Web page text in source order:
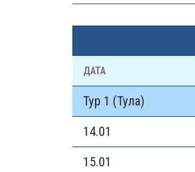
ДАТА
Тур 1 (Тула)
14.01
15.01